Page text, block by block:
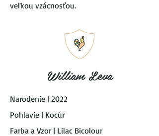
veľkou vzácnosťou.
William Leva
Narodenie | 2022
Pohlavie | Kocúr
Farba a Vzor | Lilac Bicolour